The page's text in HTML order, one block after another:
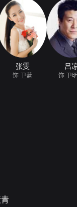
张雯
饰 卫蓝
吕
饰 卫